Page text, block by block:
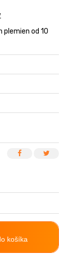
plemien od 10
košíka